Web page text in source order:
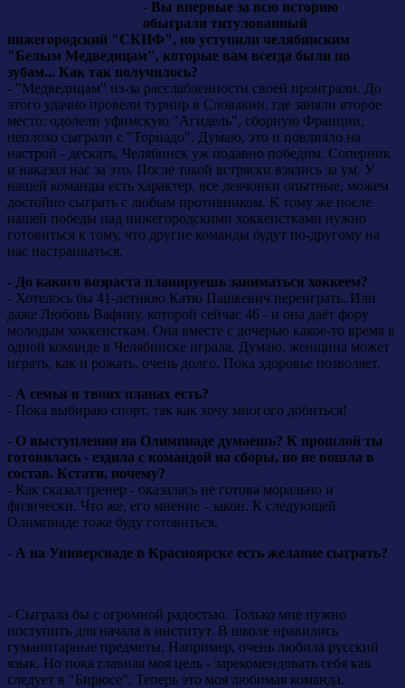
- Вы впервые за всю историю
обыграли титулованный
нижегородский "СКИФ", но уступили челябинским
"Белым Медведицам", которые вам всегда были по
зубам... Как так получилось?
- "Медведицам" из-за расслабленности своей проиграли. До
этого удачно провели турнир в Словакии, где заняли второе
место: одолели уфимскую "Агидель", сборную Франции,
неплохо сыграли с "Торнадо". Думаю, это и повлияло на
настрой - дескать, Челябинск уж подавно победим. Соперник
и наказал нас за это. После такой встряски взялись за ум. У
нашей команды есть характер, все девчонки опытные, можем
достойно сыграть с любым противником. К тому же после
нашей победы над нижегородскими хоккеистками нужно
готовиться к тому, что другие команды будут по-другому на
нас настраиваться.
- До какого возраста планируешь заниматься хоккеем?
- Хотелось бы 41-летнюю Катю Пашкевич переиграть. Или
даже Любовь Вафину, которой сейчас 46 - и она даёт фору
молодым хоккеисткам. Она вместе с дочерью какое-то время в
одной команде в Челябинске играла. Думаю, женщина может
играть, как и рожать, очень долго. Пока здоровье позволяет.
- А семья в твоих планах есть?
- Пока выбираю спорт, так как хочу многого добиться!
- О выступлении на Олимпиаде думаешь? К прошлой ты
готовилась - ездила с командой на сборы, но не вошла в
состав. Кстати, почему?
- Как сказал тренер - оказалась не готова морально и
физически. Что же, его мнение - закон. К следующей
Олимпиаде тоже буду готовиться.
- А на Универсиаде в Красноярске есть желание сыграть?
- Сыграла бы с огромной радостью. Только мне нужно
поступить для начала в институт. В школе нравились
гуманитарные предметы. Например, очень любила русский
язык. Но пока главная моя цель - зарекомендовать себя как
следует в "Бирюсе". Теперь это моя любимая команда.